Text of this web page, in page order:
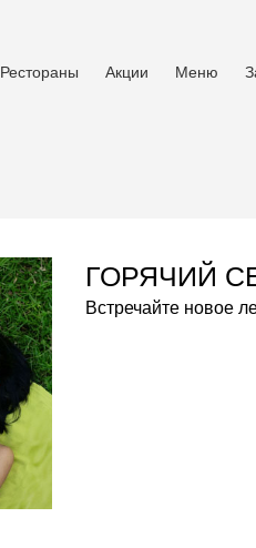
Рестораны Акции Меню
ГОРЯЧИЙ
Встречайте новое